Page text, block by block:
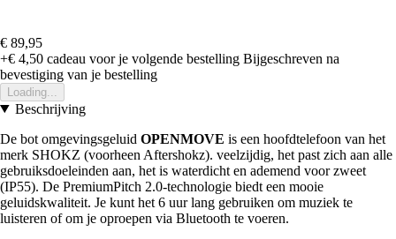
€ 89,95
+€ 4,50 cadeau voor je volgende bestelling Bijgeschreven na
bevestiging van je bestelling
Loading...
Beschrijving
De bot omgevingsgeluid OPENMOVE is een hoofdtelefoon van het
merk SHOKZ (voorheen Aftershokz). veelzijdig, het past zich aan alle
gebruiksdoeleinden aan, het is waterdicht en ademend voor zweet
(IP55). De PremiumPitch 2.0-technologie biedt een mooie
geluidskwaliteit. Je kunt het 6 uur lang gebruiken om muziek te
luisteren of om je oproepen via Bluetooth te voeren.